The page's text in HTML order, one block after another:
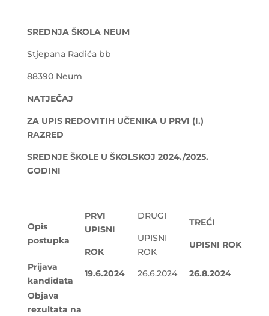
SREDNJA ŠKOLA NEUM
Stjepana Radića bb
88390 Neum
NATJEČAJ
ZA UPIS REDOVITIH UČENIKA U PRVI (I.)
RAZRED
SREDNJE ŠKOLE U ŠKOLSKOJ 2024./2025.
GODINI
Opis
postupka
PRVI
UPISNI
ROK
DRUGI
UPISNI
ROK
TREĆI
UPISNI ROK
Prijava
kandidata
19.6.2024 26.6.2024 26.8.2024
Objava
rezultata na